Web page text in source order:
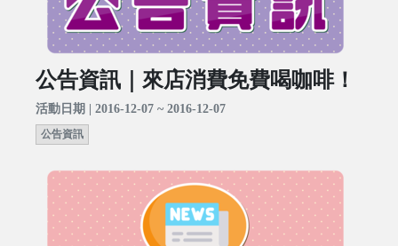
公告資訊｜來店消費免費喝咖啡！
活動日期 | 2016-12-07 ~ 2016-12-07
公告資訊